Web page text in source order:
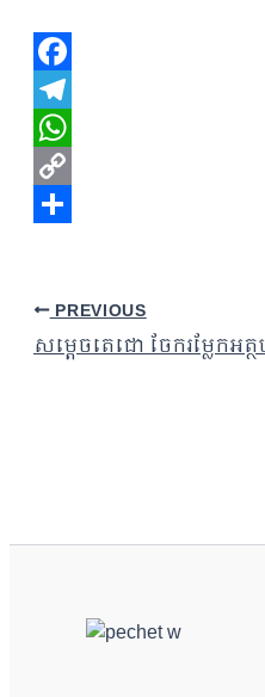
Facebook
Telegram
WhatsApp
Copy
PREVIOUS
សម្តេចតេជោ ចែករម្លែក